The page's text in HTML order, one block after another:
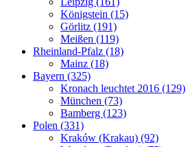
Königstein (15)
Görlitz (191)
Meißen (119)
Rheinland-Pfalz (18)
Mainz (18)
Bayern (325)
Kronach leuchtet 2016 (129)
München (73)
Bamberg (123)
Polen (331)
Kraków (Krakau) (92)